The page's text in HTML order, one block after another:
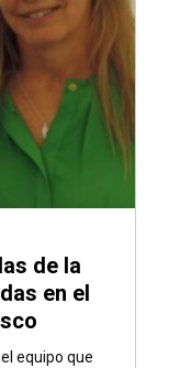
de la
en el
equipo que